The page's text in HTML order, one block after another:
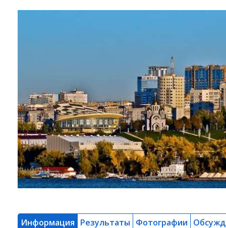
Информация Результаты Фотографии